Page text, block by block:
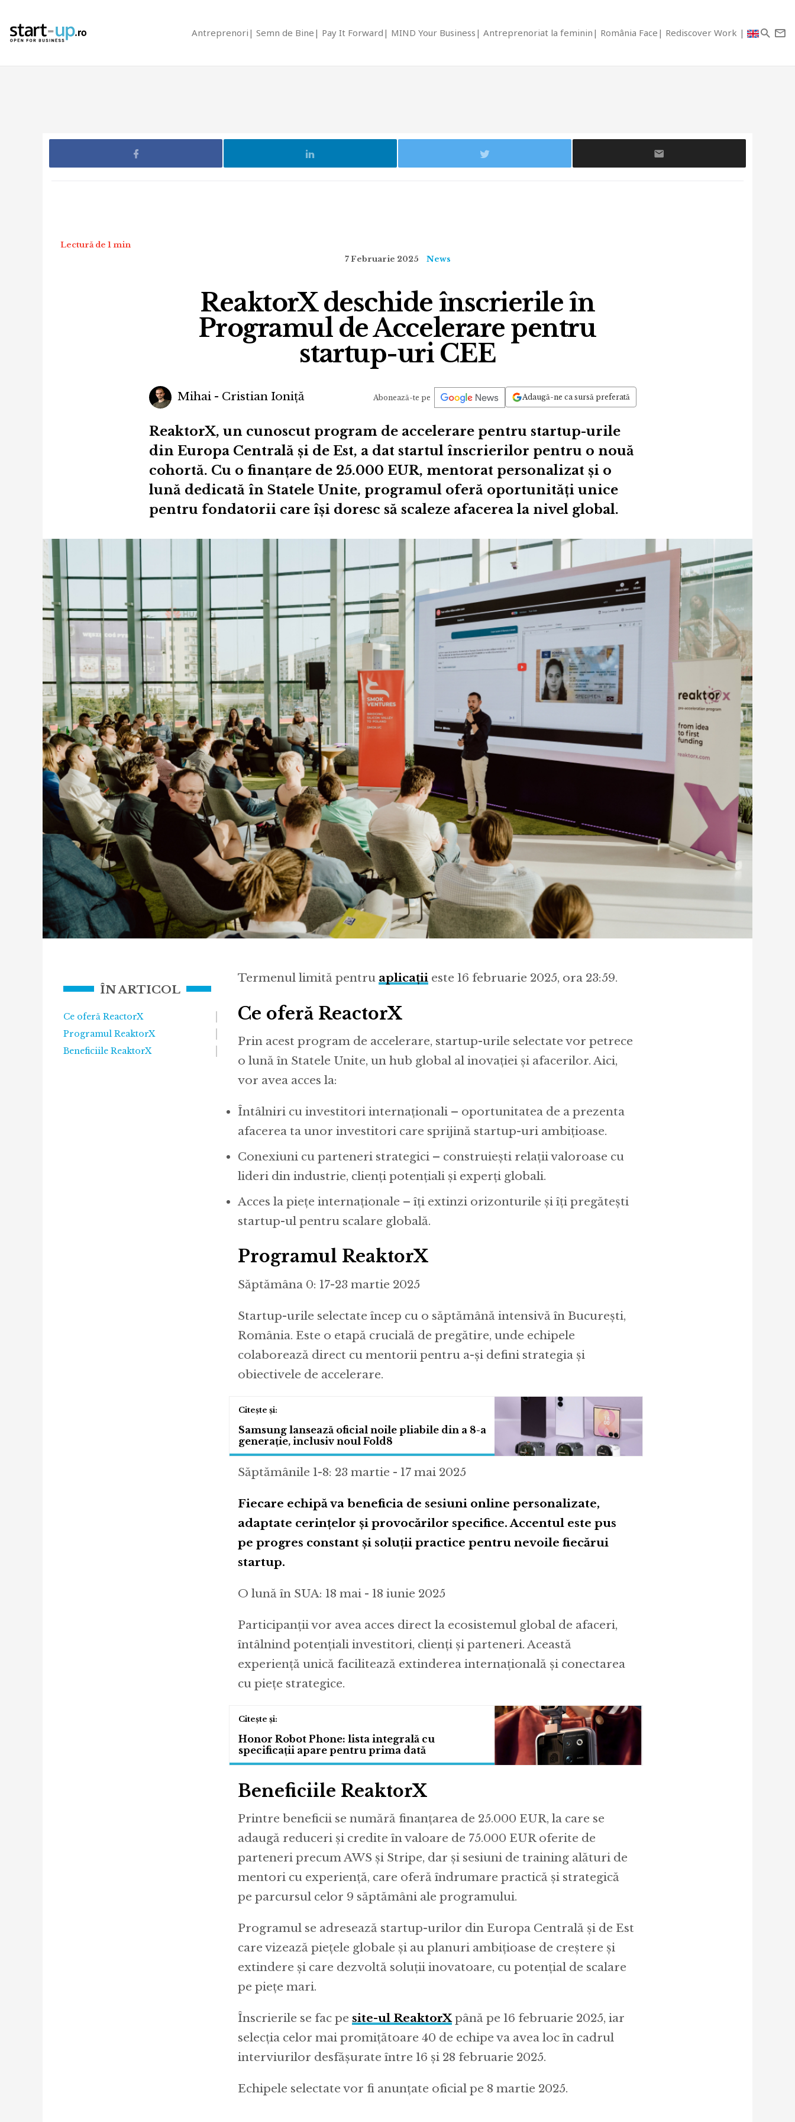
Antreprenori Semn de Bine Pay It Forward MIND Your Business Antreprenoriat la feminin România Face Rediscover Work
Lectură de 1 min
7 Februarie 2025
News
ReaktorX deschide înscrierile în
Programul de Accelerare pentru
startup-uri CEE
Mihai - Cristian Ioniță Abonează-te pe Adaugă-ne ca sursă preferată
ReaktorX, un cunoscut program de accelerare pentru startup-urile
din Europa Centrală și de Est, a dat startul înscrierilor pentru o nouă
cohortă. Cu o finanțare de 25.000 EUR, mentorat personalizat și o
lună dedicată în Statele Unite, programul oferă oportunități unice
pentru fondatorii care își doresc să scaleze afacerea la nivel global.
ÎN ARTICOL
Ce oferă ReactorX
Programul ReaktorX
Beneficiile ReaktorX
Termenul limită pentru aplicații este 16 februarie 2025, ora 23:59.
Ce oferă ReactorX
Prin acest program de accelerare, startup-urile selectate vor petrece
o lună în Statele Unite, un hub global al inovației și afacerilor. Aici,
vor avea acces la:
Întâlniri cu investitori internaționali – oportunitatea de a prezenta
afacerea ta unor investitori care sprijină startup-uri ambițioase.
Conexiuni cu parteneri strategici – construiești relații valoroase cu
lideri din industrie, clienți potențiali și experți globali.
Acces la piețe internaționale – îți extinzi orizonturile și îți pregătești
startup-ul pentru scalare globală.
Programul ReaktorX
Săptămâna 0: 17-23 martie 2025
Startup-urile selectate încep cu o săptămână intensivă în București,
România. Este o etapă crucială de pregătire, unde echipele
colaborează direct cu mentorii pentru a-și defini strategia și
obiectivele de accelerare.
Samsung lansează oficial noile pliabile din a 8-a
generație, inclusiv noul Fold8
Săptămânile 1-8: 23 martie - 17 mai 2025
Fiecare echipă va beneficia de sesiuni online personalizate,
adaptate cerințelor și provocărilor specifice. Accentul este pus
pe progres constant și soluții practice pentru nevoile fiecărui
startup.
O lună în SUA: 18 mai - 18 iunie 2025
Participanții vor avea acces direct la ecosistemul global de afaceri,
întâlnind potențiali investitori, clienți și parteneri. Această
experiență unică facilitează extinderea internațională și conectarea
cu piețe strategice.
Honor Robot Phone: lista integrală cu
specificații apare pentru prima dată
Beneficiile ReaktorX
Printre beneficii se numără finanțarea de 25.000 EUR, la care se
adaugă reduceri și credite în valoare de 75.000 EUR oferite de
parteneri precum AWS și Stripe, dar și sesiuni de training alături de
mentori cu experiență, care oferă îndrumare practică și strategică
pe parcursul celor 9 săptămâni ale programului.
Programul se adresează startup-urilor din Europa Centrală și de Est
care vizează piețele globale și au planuri ambițioase de creștere și
extindere și care dezvoltă soluții inovatoare, cu potențial de scalare
pe piețe mari.
Înscrierile se fac pe site-ul ReaktorXpână pe 16 februarie 2025, iar
selecția celor mai promițătoare 40 de echipe va avea loc în cadrul
interviurilor desfășurate între 16 și 28 februarie 2025.
Echipele selectate vor fi anunțate oficial pe 8 martie 2025.